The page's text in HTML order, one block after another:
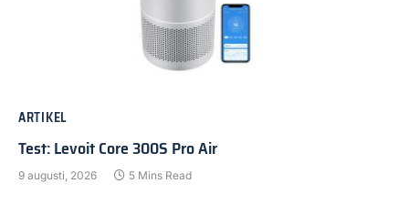
ARTIKEL
Test: Levoit Core 300S Pro Air
9 augusti, 2026 5 Mins Read